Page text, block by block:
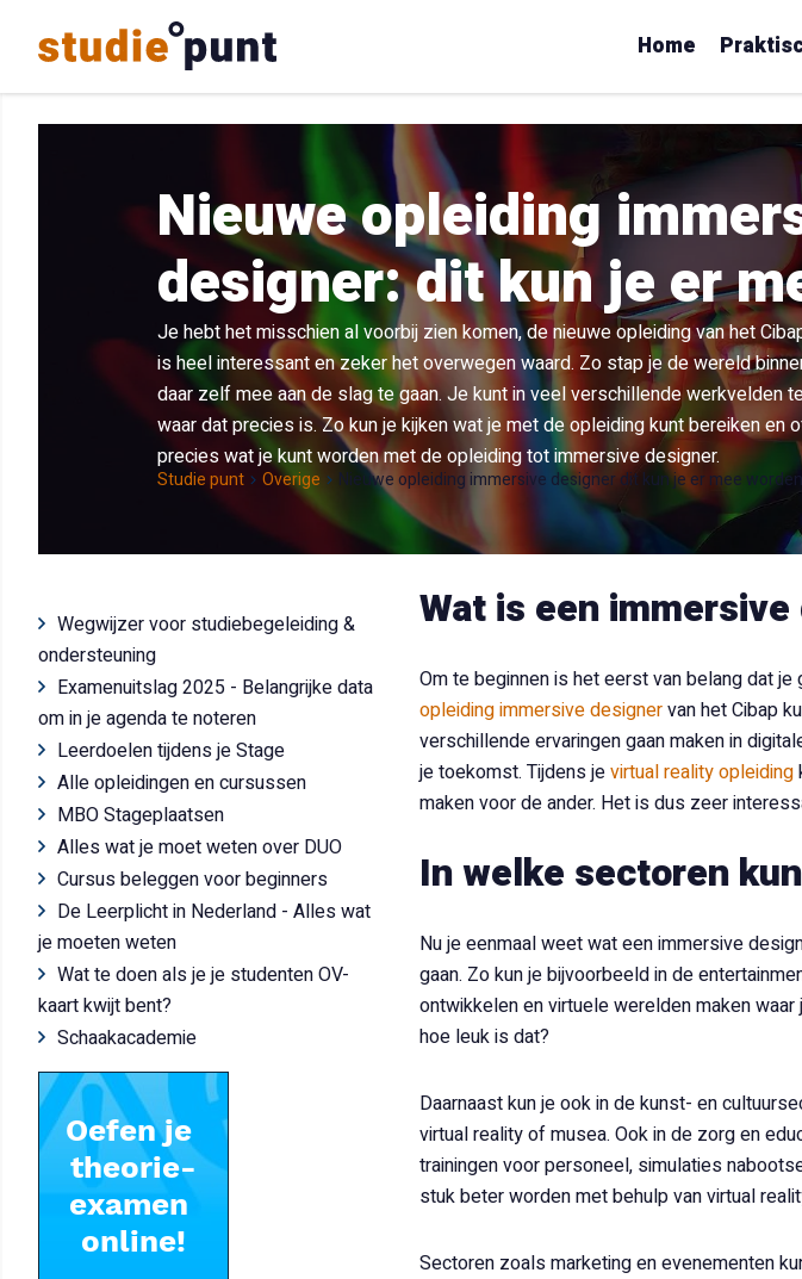
Home
Nieuwe opleiding
designer: dit kun je er
Je hebt het misschien al voorbij zien komen, de nieuwe opleiding van het
is heel interessant en zeker het overwegen waard. Zo stap je de wereld
daar zelf mee aan de slag te gaan. Je kunt in veel verschillende werkvelden
waar dat precies is. Zo kun je kijken wat je met de opleiding kunt bereiken en
precies wat je kunt worden met de opleiding tot immersive designer.
Studie punt Overige Nieuwe opleiding immersive designer dit kun je er mee worden
Wegwijzer voor studiebegeleiding &
ondersteuning
Examenuitslag 2025 - Belangrijke data
om in je agenda te noteren
Leerdoelen tijdens je Stage
Alle opleidingen en cursussen
MBO Stageplaatsen
Alles wat je moet weten over DUO
Cursus beleggen voor beginners
De Leerplicht in Nederland - Alles wat
je moeten weten
Wat te doen als je je studenten OV-
kaart kwijt bent?
Schaakacademie
Wat is een
Om te beginnen is het eerst van belang dat
opleiding immersive designervan het Cibap
verschillende ervaringen gaan maken in
je toekomst. Tijdens jevirtual reality opleiding
maken voor de ander. Het is dus zeer
In welke sectoren
Nu je eenmaal weet wat een immersive
gaan. Zo kun je bijvoorbeeld in de
ontwikkelen en virtuele werelden maken
hoe leuk is dat?
Daarnaast kun je ook in de kunst- en
virtual reality of musea. Ook in de zorg en
trainingen voor personeel, simulaties
stuk beter worden met behulp van virtual
Sectoren zoals marketing en evenementen